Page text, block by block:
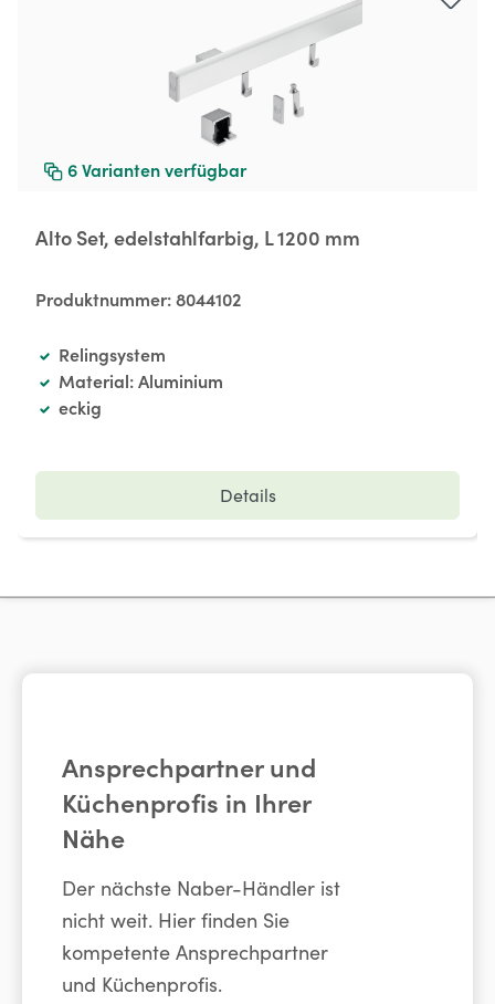
6 Varianten verfügbar
Alto Set, edelstahlfarbig, L 1200 mm
Produktnummer:8044102
Relingsystem
Material: Aluminium
eckig
Details
Ansprechpartner und
Küchenprofis in Ihrer
Nähe
Der nächste Naber-Händler ist
nicht weit. Hier finden Sie
kompetente Ansprechpartner
und Küchenprofis.